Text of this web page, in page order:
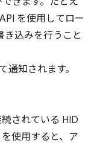
を使用してロー
き込みを行うこと
知されます。
されている HID
使用すると、ア